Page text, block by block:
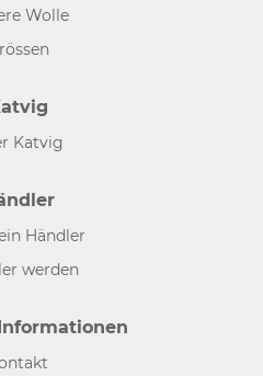
Wolle
Katvig
Händler
werden